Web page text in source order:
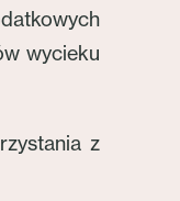
wycieku
z